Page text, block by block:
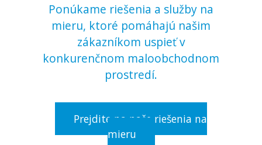
Ponúkame riešenia a služby na
mieru, ktoré pomáhajú našim
zákazníkom uspieť v
konkurenčnom maloobchodnom
prostredí.
Prejdite na naše riešenia na
mieru